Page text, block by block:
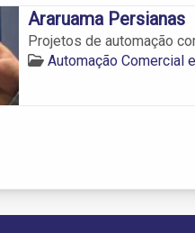
Araruama Persianas
Projetos de automação
Automação Comercial